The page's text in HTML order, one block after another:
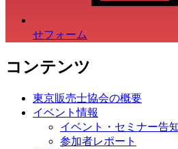
せフォーム
コンテンツ
東京販売士協会の概要
イベント情報
イベント・セミナー告
参加者レポート